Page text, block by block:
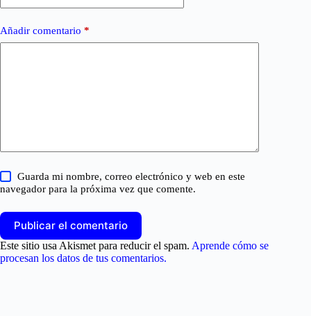
Añadir comentario *
Guarda mi nombre, correo electrónico y web en este
navegador para la próxima vez que comente.
Publicar el comentario
Este sitio usa Akismet para reducir el spam. Aprende cómo se
procesan los datos de tus comentarios.